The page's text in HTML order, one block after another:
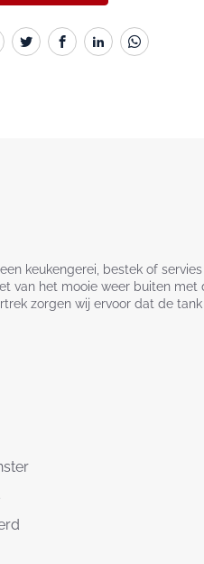
keukengerei, bestek of
van het mooie weer buiten
zorgen wij ervoor dat de